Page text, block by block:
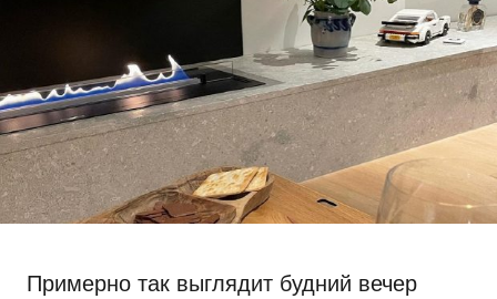
Примерно так выглядит будний вечер